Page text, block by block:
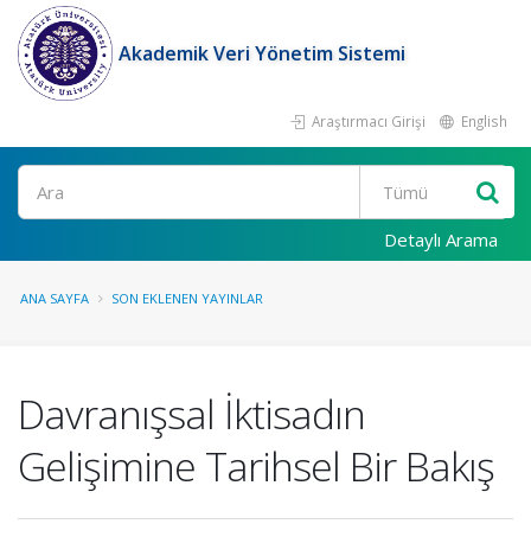
Akademik Veri Yönetim Sistemi
Araştırmacı Girişi English
Ara
Detaylı Arama
ANA SAYFA SON EKLENEN YAYINLAR
Davranışsal İktisadın
Gelişimine Tarihsel Bir Bakış